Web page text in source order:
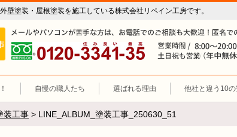
壁塗装・屋根塗装を施工している株式会社リペイン工房です。
（外壁塗装・屋根塗装・雨漏り修理・防水工事）
施工エリア 岐阜市、各務原市、羽島郡。
0120-3341-35
自慢の職人たち 選ばれる理由 他社と違う10
工事 > LINE_ALBUM_塗装工事_250630_51